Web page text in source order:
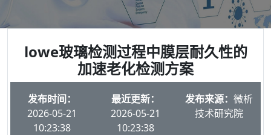
lowe玻璃检测过程中膜层耐久性的
加速老化检测方案
发布时间：
2026-05-21
10:23:38
最近更新：
2026-05-21
10:23:38
发布来源： 微析
技术研究院